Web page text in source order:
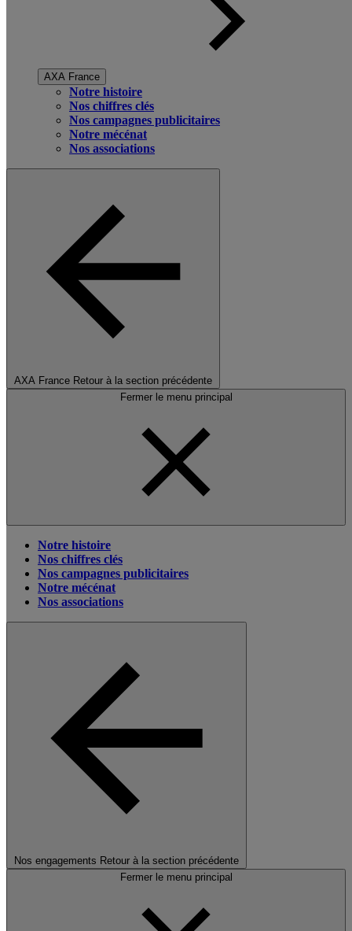
AXA France
Notre histoire
Nos chiffres clés
Nos campagnes publicitaires
Notre mécénat
Nos associations
AXA France Retour à la section précédente
Fermer le menu principal
Notre histoire
Nos chiffres clés
Nos campagnes publicitaires
Notre mécénat
Nos associations
Nos engagements Retour à la section précédente
Fermer le menu principal